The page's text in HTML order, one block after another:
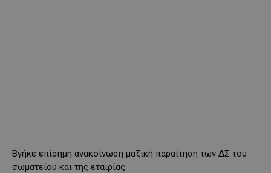
Bγήκε επίσημη ανακοίνωση μαζική παραίτηση των ΔΣ του
σωματείου και της εταιρίας: